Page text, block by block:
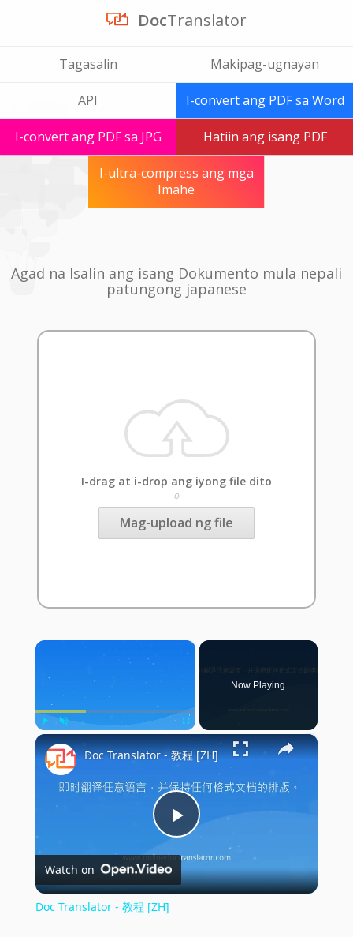
DocTranslator
Tagasalin Makipag-ugnayan
API I-convert ang PDF sa Word
I-convert ang PDF sa JPG Hatiin ang isang PDF
I-ultra-compress ang mga
Imahe
Agad na Isalin ang isang Dokumento mula nepali
patungong japanese
I-drag at i-drop ang iyong file dito
o
Mag-upload ng file
×
Play Unmute Fullscreen
Now Playing
×
Play
Video
Doc Translator - 教程 [ZH]
Watch on
Doc Translator - 教程 [ZH]